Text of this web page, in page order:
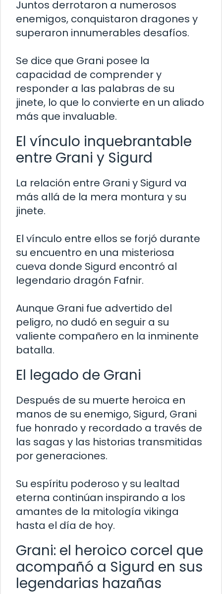
Juntos derrotaron a numerosos
enemigos, conquistaron dragones y
superaron innumerables desafíos.
Se dice que Grani posee la
capacidad de comprender y
responder a las palabras de su
jinete, lo que lo convierte en un aliado
más que invaluable.
El vínculo inquebrantable
entre Grani y Sigurd
La relación entre Grani y Sigurd va
más allá de la mera montura y su
jinete.
El vínculo entre ellos se forjó durante
su encuentro en una misteriosa
cueva donde Sigurd encontró al
legendario dragón Fafnir.
Aunque Grani fue advertido del
peligro, no dudó en seguir a su
valiente compañero en la inminente
batalla.
El legado de Grani
Después de su muerte heroica en
manos de su enemigo, Sigurd, Grani
fue honrado y recordado a través de
las sagas y las historias transmitidas
por generaciones.
Su espíritu poderoso y su lealtad
eterna continúan inspirando a los
amantes de la mitología vikinga
hasta el día de hoy.
Grani: el heroico corcel que
acompañó a Sigurd en sus
legendarias hazañas